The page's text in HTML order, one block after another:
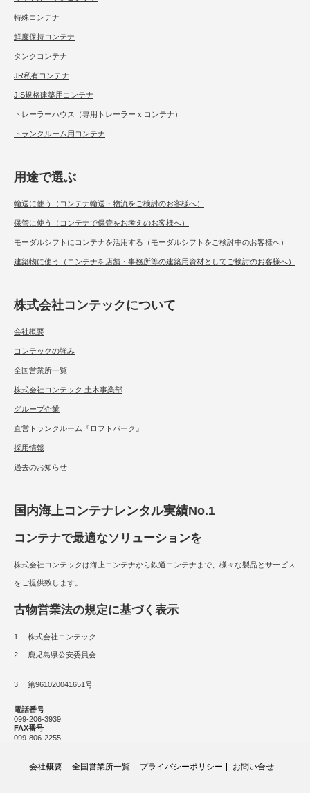
特殊コンテナ
鮮度保持コンテナ
タンクコンテナ
JR私有コンテナ
JIS規格建築用コンテナ
トレーラーハウス（専用トレーラー x コンテナ）
トランクルーム用コンテナ
用途で選ぶ
輸送に使う（コンテナ輸送・物流をご検討のお客様へ）
保管に使う（コンテナで保管をお考えのお客様へ）
モーダルシフトにコンテナを活用する（モーダルシフトをご検討中のお客様へ）
建築物に使う（コンテナを店舗・事務所等の建築用資材としてご検討のお客様へ）
株式会社コンテックについて
会社概要
コンテックの強み
全国営業所一覧
株式会社コンテック 土木事業部
グループ企業
直営トランクルーム『ロフトパーク』
採用情報
過去のお知らせ
国内海上コンテナレンタル実績No.1
コンテナで最適なソリューションを
株式会社コンテックは海上コンテナから鉄道コンテナまで、様々な製品とサービス
をご提供致します。
古物営業法の規定に基づく表示
1. 株式会社コンテック
2. 鹿児島県公安委員会
3. 第961020041651号
電話番号
099-206-3939
FAX番号
099-806-2255
会社概要 全国営業所一覧 プライバシーポリシー お問い合せ